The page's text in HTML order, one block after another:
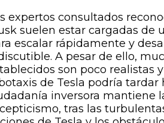
expertos consultados
suelen estar cargadas de
escalar rápidamente y
A pesar de ello,
son poco realistas
de Tesla podría tardar
inversora mantiene
tras las